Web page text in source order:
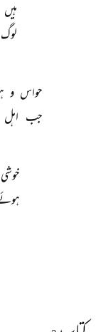
ہیں
لوگ
حواس و
جب اہل
خوشی